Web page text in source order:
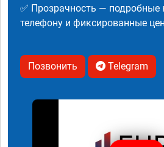
✅ Прозрачность — подробные
телефону и фиксированные
Позвонить Telegram